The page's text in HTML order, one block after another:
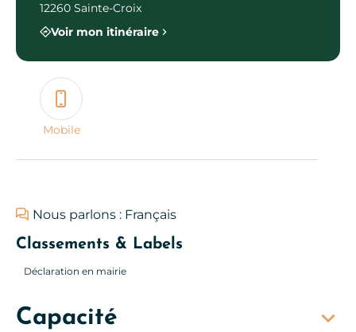
Nous parlons : Français
Classements & Labels
Déclaration en mairie
Capacité
12260 Sainte-Croix
Voir mon itinéraire
Mobile